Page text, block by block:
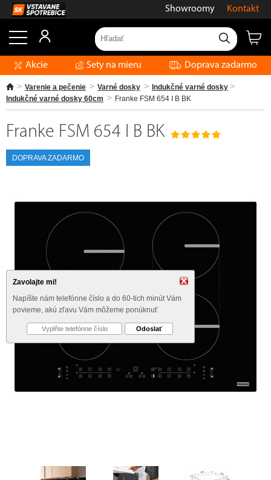
Showroomy Kontakt
Akcie Sety na mieru Doprava zadarmo
Varenie a pečenie Varné dosky
Indukčné varné dosky
Indukčné varné dosky 60cm
Franke FSM 654 I B BK
Franke FSM 654 I B BK
DOPRAVA ZADARMO
Zavolajte mi!
Napíšte nám telefónne číslo a do 60-tich minút Vám
povieme, akú zľavu Vám môžeme ponúknuť